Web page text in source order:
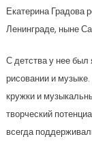
Екатерина Градова
Ленинграде, ныне
С детства у нее
рисовании и
кружки и
творческий
всегда